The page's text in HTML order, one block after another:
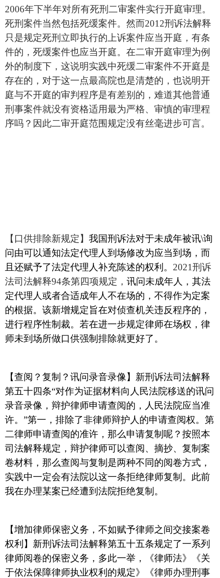
2006年下半年对所有死刑二审案件实行开庭审理。
死刑案件当然包括死缓案件。然而2012刑诉法解释
只是规定死刑立即执行的上诉案件应当开庭，有条
件的，死缓案件也应当开庭。在二审开庭审理为例
外的制度下，这说明实践中死缓二审案件不开庭是
存在的，对于这一点最高院也是清楚的，也说明开
庭与不开庭的审判程序是有差别的，难道其他普通
刑事案件就没有资格适用最为严格、审慎的审理程
序吗？因此二审开庭范围规定没有丝毫进步可言。
【口供排除新规定】 我国刑诉法对于未成年被讯\询
问由可以通知法定代理人到场修改为应当到场，而
且还赋予了法定代理人补充陈述的权利。 2021刑诉
法司法解释94条第四项规定， 讯问未成年人，其法
定代理人或者合适成年人不在场的，不得作为定案
的根据。该新增规定旨在对侦查机关违反程序的，
进行程序性制裁。若在进一步规定律师在场权，律
师未到场所做口供强制排除就更好了。
【查阅？复制？讯问录音录像】新刑诉法司法解释
第五十四条“对作为证据材料向人民法院移送的讯问
录音录像，辩护律师申请查阅的，人民法院应当准
许。 ”第一，排除了非律师辩护人的申请查阅权。第
二律师申请查阅的准许，那么申请复制呢？按照本
司法解释规定，辩护律师可以查阅、摘抄、复制案
卷材料，那么查阅与复制是两种不同的阅卷方式，
实践中一定会有法院以这一条拒绝律师复制。此前
我在办理某案已经遭到法院拒绝复制。
【增加律师保密义务，不如赋予律师之间交接案卷
权利】新刑诉法司法解释第五十五条规定了一系列
律师阅卷的保密义务，多此一举，《律师法》《关
于依法保障律师执业权利的规定》《律师办理刑事